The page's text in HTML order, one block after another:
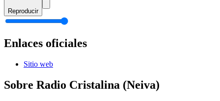
Reproducir
Enlaces oficiales
Sitio web
Sobre Radio Cristalina (Neiva)